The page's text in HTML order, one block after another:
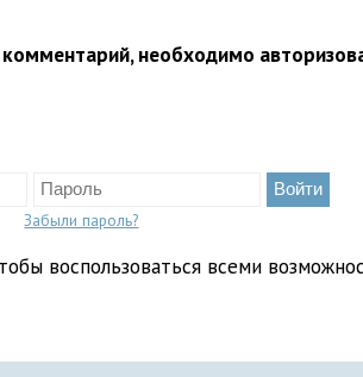
необходимо
Забыли пароль?
воспользоваться всеми